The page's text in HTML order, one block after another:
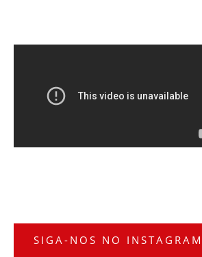
SIGA-NOS NO INSTAGRAM